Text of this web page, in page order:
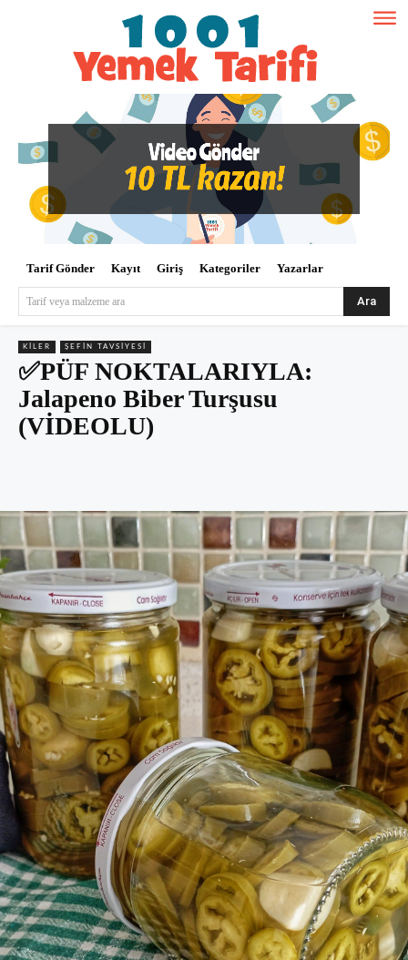
Tarif Gönder Kayıt Giriş Kategoriler Yazarlar
Tarif veya malzeme ara Ara
KILER ŞEFIN TAVSIYESI
✅PÜF NOKTALARIYLA:
Jalapeno Biber Turşusu
(VİDEOLU)